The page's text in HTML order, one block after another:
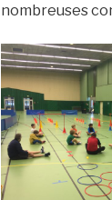
nombreuses